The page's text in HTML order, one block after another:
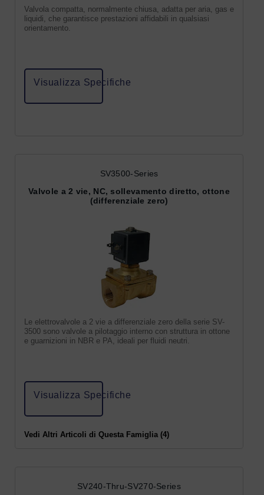
Valvola compatta, normalmente chiusa, adatta per aria, gas e
liquidi, che garantisce prestazioni affidabili in qualsiasi
orientamento.
Visualizza Specifiche
SV3500-Series
Valvole a 2 vie, NC, sollevamento diretto, ottone
(differenziale zero)
Le elettrovalvole a 2 vie a differenziale zero della serie SV-
3500 sono valvole a pilotaggio interno con struttura in ottone
e guarnizioni in NBR e PA, ideali per fluidi neutri.
Visualizza Specifiche
Vedi Altri Articoli di Questa Famiglia (4)
SV240-Thru-SV270-Series